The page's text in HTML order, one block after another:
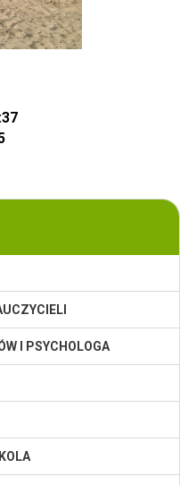
I PSYCHOLOGA